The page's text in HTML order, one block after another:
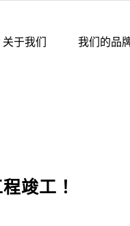
关于我们 我们的品
竣工！